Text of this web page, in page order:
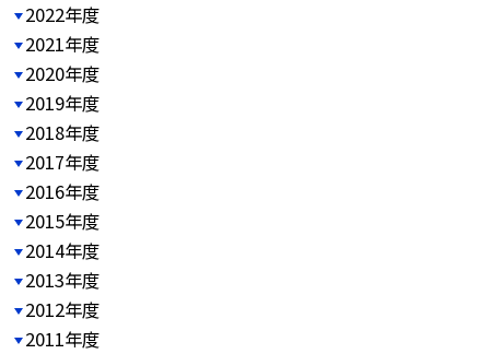
2022年度
2021年度
2020年度
2019年度
2018年度
2017年度
2016年度
2015年度
2014年度
2013年度
2012年度
2011年度